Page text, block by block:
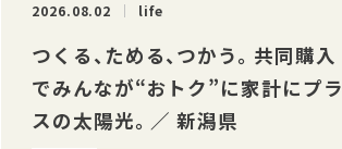
2026.08.02 life
つくる、ためる、つかう。 共同購入
でみんなが“おトク”に家計にプラ
スの太陽光。 ／ 新潟県